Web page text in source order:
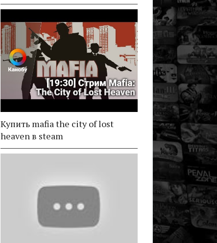
Купить mafia the city of lost
heaven в steam